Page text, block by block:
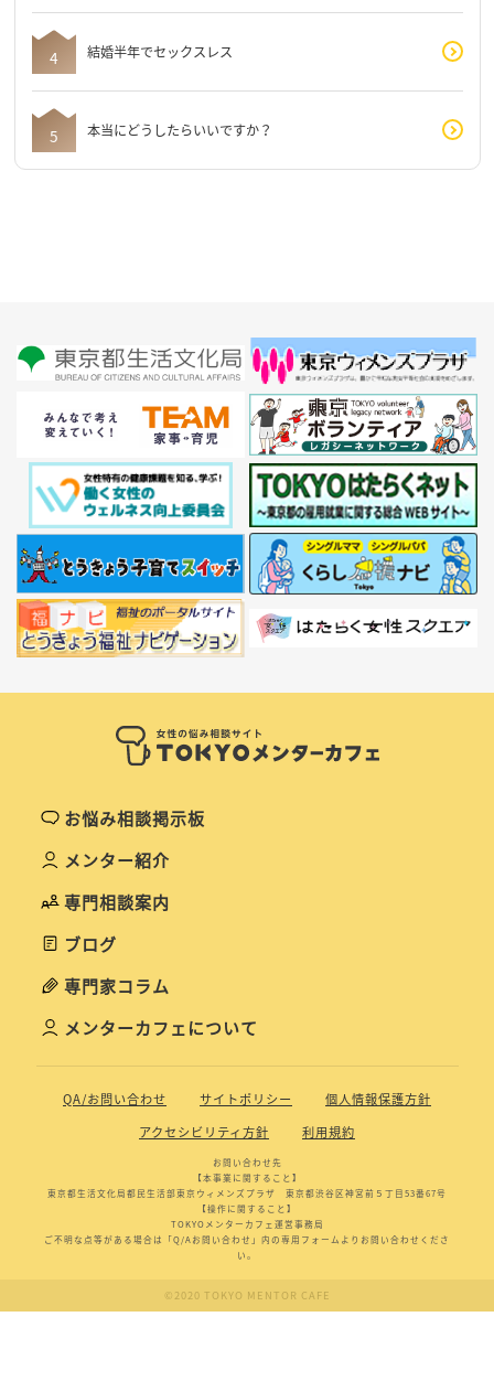
結婚半年でセックスレス
本当にどうしたらいいですか？
お悩み相談掲示板
メンター紹介
専門相談案内
ブログ
専門家コラム
メンターカフェについて
QA/お問い合わせ サイトポリシー
個人情報保護方針
アクセシビリティ方針
利用規約
お問い合わせ先
【本事業に関すること】
東京都生活文化局都民生活部東京ウィメンズプラザ 東京都渋谷区神宮前５丁目53番67号
【操作に関すること】
TOKYOメンターカフェ運営事務局
ご不明な点等がある場合は「Q/Aお問い合わせ」内の専用フォームよりお問い合わせくださ
い。
©2020 TOKYO MENTOR CAFE